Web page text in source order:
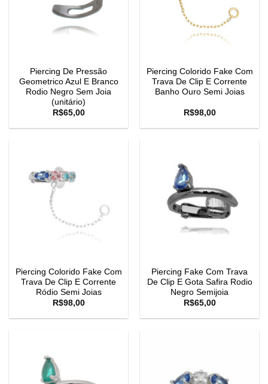
Piercing De Pressão
Geometrico Azul E Branco
Rodio Negro Sem Joia
(unitário)
R$65,00
Piercing Colorido Fake Com
Trava De Clip E Corrente
Banho Ouro Semi Joias
R$98,00
Piercing Colorido Fake Com
Trava De Clip E Corrente
Ródio Semi Joias
R$98,00
Piercing Fake Com Trava
De Clip E Gota Safira Rodio
Negro Semijoia
R$65,00